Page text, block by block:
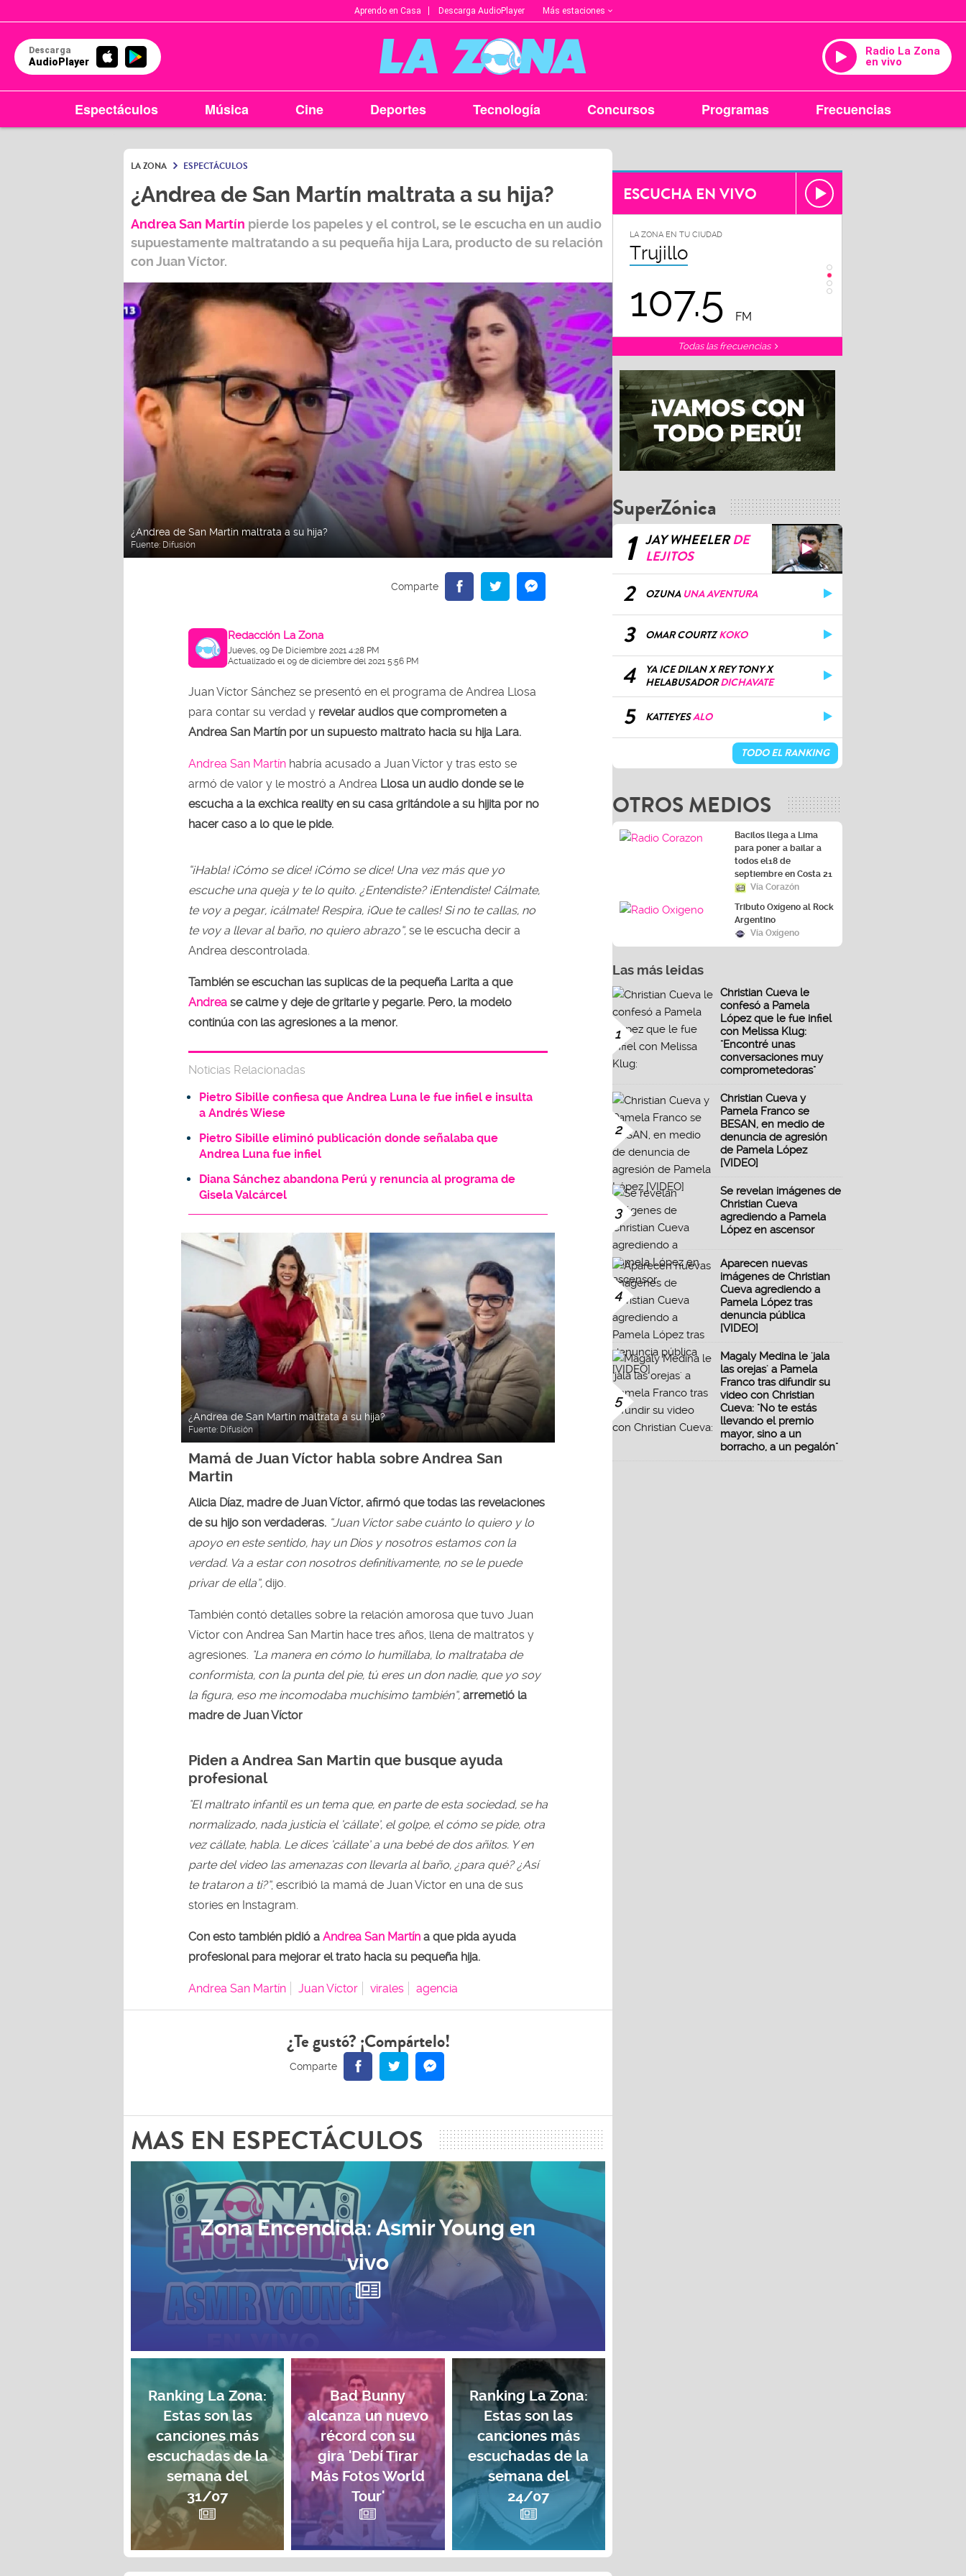
Aprendo en Casa Descarga AudioPlayer Más estaciones
Descarga
AudioPlayer
Radio La Zona
en vivo
Espectáculos Música Cine Deportes Tecnología Concursos Programas Frecuencias
LA ZONA ESPECTÁCULOS
¿Andrea de San Martín maltrata a su hija?
Andrea San Martín pierde los papeles y el control, se le escucha en un audio
supuestamente maltratando a su pequeña hija Lara, producto de su relación
con Juan Víctor.
¿Andrea de San Martin maltrata a su hija?
Fuente: Difusión
Redacción La Zona
Jueves, 09 De Diciembre 2021 4:28 PM
Actualizado el 09 de diciembre del 2021 5:56 PM
Juan Víctor Sánchez se presentó en el programa de Andrea Llosa
para contar su verdad y revelar audios que comprometen a
Andrea San Martín por un supuesto maltrato hacia su hija Lara.
Andrea San Martín habría acusado a Juan Víctor y tras esto se
armó de valor y le mostró a Andrea Llosa un audio donde se le
escucha a la exchica reality en su casa gritándole a su hijita por no
hacer caso a lo que le pide.
“¡Habla! ¡Cómo se dice! ¡Cómo se dice! Una vez más que yo
escuche una queja y te lo quito. ¿Entendiste? ¡Entendiste! Cálmate,
te voy a pegar, ¡cálmate! Respira, ¡Que te calles! Si no te callas, no
te voy a llevar al baño, no quiero abrazo”, se le escucha decir a
Andrea descontrolada.
También se escuchan las suplicas de la pequeña Larita a que
Andrea se calme y deje de gritarle y pegarle. Pero, la modelo
continúa con las agresiones a la menor.
Noticias Relacionadas
Pietro Sibille confiesa que Andrea Luna le fue infiel e insulta
a Andrés Wiese
Pietro Sibille eliminó publicación donde señalaba que
Andrea Luna fue infiel
Diana Sánchez abandona Perú y renuncia al programa de
Gisela Valcárcel
¿Andrea de San Martin maltrata a su hija?
Fuente: Difusión
Mamá de Juan Víctor habla sobre Andrea San
Martin
Alicia Díaz, madre de Juan Víctor, afirmó que todas las revelaciones
de su hijo son verdaderas. “Juan Víctor sabe cuánto lo quiero y lo
apoyo en este sentido, hay un Dios y nosotros estamos con la
verdad. Va a estar con nosotros definitivamente, no se le puede
privar de ella”, dijo.
También contó detalles sobre la relación amorosa que tuvo Juan
Víctor con Andrea San Martín hace tres años, llena de maltratos y
agresiones. "La manera en cómo lo humillaba, lo maltrataba de
conformista, con la punta del pie, tú eres un don nadie, que yo soy
la figura, eso me incomodaba muchísimo también”, arremetió la
madre de Juan Víctor
Piden a Andrea San Martin que busque ayuda
profesional
"El maltrato infantil es un tema que, en parte de esta sociedad, se ha
normalizado, nada justicia el ‘cállate’, el golpe, el cómo se pide, otra
vez cállate, habla. Le dices ‘cállate’ a una bebé de dos añitos. Y en
parte del video las amenazas con llevarla al baño, ¿para qué? ¿Así
te trataron a ti?”, escribió la mamá de Juan Víctor en una de sus
stories en Instagram.
Con esto también pidió a Andrea San Martín a que pida ayuda
profesional para mejorar el trato hacia su pequeña hija.
Andrea San Martín Juan Víctor virales agencia
¿Te gustó? ¡Compártelo!
MAS EN ESPECTÁCULOS
Zona Encendida: Asmir Young en
vivo
Ranking La Zona:
Estas son las
canciones más
escuchadas de la
semana del
31/07
Bad Bunny
alcanza un nuevo
récord con su
gira 'Debí Tirar
Más Fotos World
Tour'
Ranking La Zona:
Estas son las
canciones más
escuchadas de la
semana del
24/07
ESCUCHA EN VIVO
Arequipa
95.9 FM
LA ZONA EN TU CIUDAD
Trujillo
107.5 FM 102.3
Todas las frecuencias
SuperZónica
1 JAY WHEELERDE
LEJITOS
2 OZUNA UNA AVENTURA
3 OMAR COURTZKOKO
4
YA ICE DILAN X REY TONY X
HELABUSADORDICHAVATE
5 KATTEYESALO
TODO EL RANKING
OTROS MEDIOS
Bacilos llega a Lima
para poner a bailar a
todos el18 de
septiembre en Costa 21
Vía Corazón
Tributo Oxígeno al Rock
Argentino
Vía Oxígeno
Las más leidas
1
Christian Cueva le
confesó a Pamela
López que le fue infiel
con Melissa Klug:
"Encontré unas
conversaciones muy
comprometedoras"
2
Christian Cueva y
Pamela Franco se
BESAN, en medio de
denuncia de agresión
de Pamela López
[VIDEO]
3
Se revelan imágenes de
Christian Cueva
agrediendo a Pamela
López en ascensor
4
Aparecen nuevas
imágenes de Christian
Cueva agrediendo a
Pamela López tras
denuncia pública
[VIDEO]
5
Magaly Medina le 'jala
las orejas' a Pamela
Franco tras difundir su
video con Christian
Cueva: "No te estás
llevando el premio
mayor, sino a un
borracho, a un pegalón"